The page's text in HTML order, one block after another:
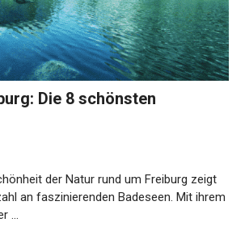
Die 8 schönsten
der Natur rund um Freiburg zeigt
an faszinierenden Badeseen. Mit ihrem
…